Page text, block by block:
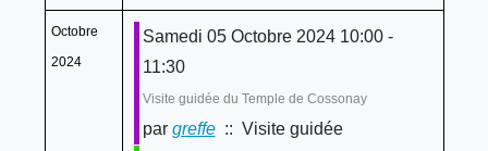
Octobre
2024
Samedi 05 Octobre 2024 10:00 -
11:30
Visite guidée du Temple de Cossonay
par greffe:: Visite guidée